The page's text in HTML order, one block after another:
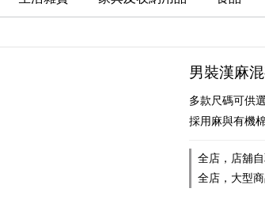
男裝漢麻
多款尺碼可供
採用麻與有機
全店，店舖
全店，大型